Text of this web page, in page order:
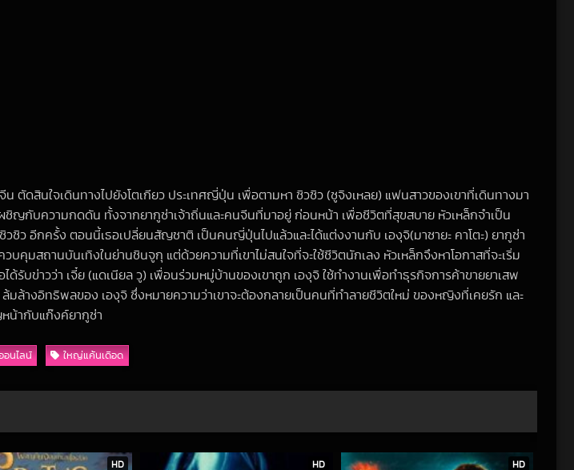
ตัดสินใจเดินทางไปยังโตเกียว ประเทศญี่ปุ่น เพื่อตามหา ซิวซิว (ซูจิงเหลย) แฟนสาวของเขาที่เดินทางมา
ญกับความกดดัน ทั้งจากยากูซ่าเจ้าถิ่นและคนจีนที่มาอยู่ ก่อนหน้า เพื่อชีวิตที่สุขสบาย หัวเหล็กจำเป็น
ว อีกครั้ง ตอนนี้เธอเปลี่ยนสัญชาติ เป็นคนญี่ปุ่นไปแล้วและได้แต่งงานกับ เองุจิ(มาซายะ คาโตะ) ยากูซ่า
คุมสถานบันเทิงในย่านชินจูกุ แต่ด้วยความที่เขาไม่สนใจที่จะใช้ชีวิตนักเลง หัวเหล็กจึงหาโอกาสที่จะเริ่ม
รับข่าวว่า เจี๋ย (แดเนียล วู) เพื่อนร่วมหมู่บ้านของเขาถูก เองุจิ ใช้ทำงานเพื่อทำธุรกิจการค้าขายยาเสพ
ล้างอิทธิพลของ เองุจิ ซึ่งหมายความว่าเขาจะต้องกลายเป็นคนที่ทำลายชีวิตใหม่ ของหญิงที่เคยรัก และ
หน้ากับแก๊งค์ยากูซ่า
อนไลน์ ใหญ่แค้นเดือด
HD HD HD